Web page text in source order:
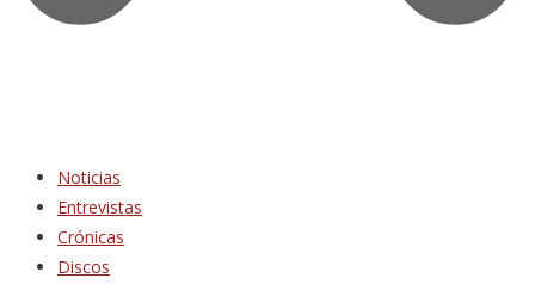
Noticias
Entrevistas
Crónicas
Discos